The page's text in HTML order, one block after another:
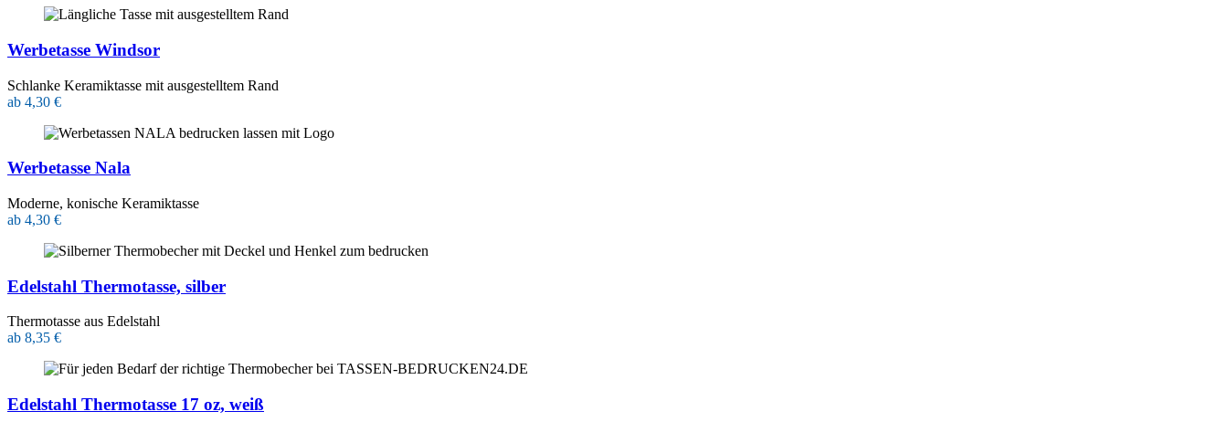
Werbetasse Windsor
Schlanke Keramiktasse mit ausgestelltem Rand
ab 4,30 €
Werbetasse Nala
Moderne, konische Keramiktasse
ab 4,30 €
Edelstahl Thermotasse, silber
Thermotasse aus Edelstahl
ab 8,35 €
Edelstahl Thermotasse 17 oz, weiß